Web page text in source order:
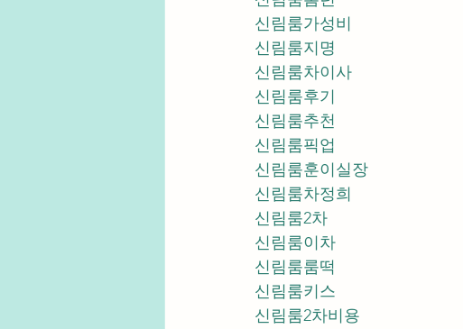
신림룸가성비
신림룸지명
신림룸차이사
신림룸후기
신림룸추천
신림룸훈이실장
신림룸차정희
신림룸2차
신림룸이차
신림룸룸떡
신림룸키스
신림룸2차비용